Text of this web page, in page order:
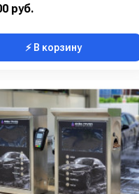
руб.
⚡ В корзину